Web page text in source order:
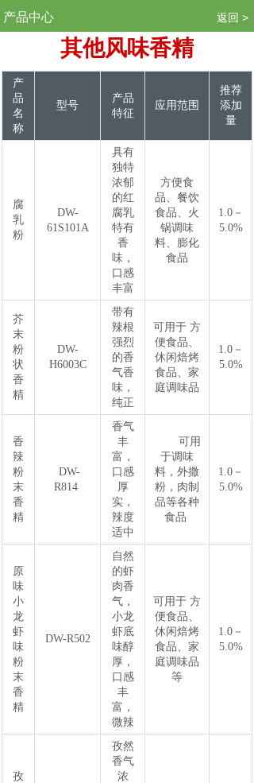
产品中心 返回 >
其他风味香精
产
品
名
称
型号
产品
特征
应用范围
推荐
添加
量
腐
乳
粉
DW-
61S101A
具有
独特
浓郁
的红
腐乳
特有
香
味，
口感
丰富
方便食
品、餐饮
食品、火
锅调味
料、膨化
食品
1.0－
5.0%
芥
末
粉
状
香
精
DW-
H6003C
带有
辣根
强烈
的香
气香
味，
纯正
可用于 方
便食品、
休闲焙烤
食品、家
庭调味品
1.0－
5.0%
香
辣
粉
末
香
精
DW-
R814
香气
丰
富，
口感
厚
实，
辣度
适中
可用
于调味
料，外撒
粉，肉制
品等各种
食品
1.0－
5.0%
原
味
小
龙
虾
味
粉
末
香
精
DW-R502
自然
的虾
肉香
气，
小龙
虾底
味醇
厚，
口感
丰
富，
微辣
可用于 方
便食品、
休闲焙烤
食品、家
庭调味品
等
1.0－
5.0%
孜
孜然
香气
浓